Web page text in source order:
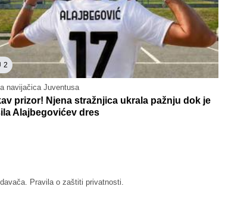
2
navijačica Juventusa
prizor! Njena stražnjica ukrala pažnju dok je
Alajbegovićev dres
Pravila o zaštiti privatnosti.